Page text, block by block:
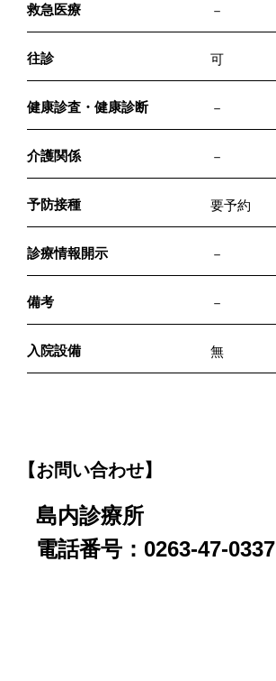
救急医療 －
往診 可
健康診査・健康診断 －
介護関係 －
予防接種 要予約
診療情報開示 －
備考 －
入院設備 無
【お問い合わせ】
島内診療所
電話番号：0263-47-0337